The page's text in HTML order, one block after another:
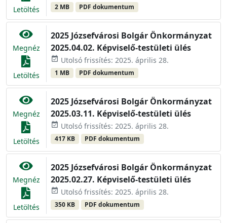
Letöltés 2 MB PDF dokumentum
Megnéz
Letöltés
2025 Józsefvárosi Bolgár Önkormányzat
2025.04.02. Képviselő-testületi ülés
event_available Utolsó frissítés: 2025. április 28.
1 MB PDF dokumentum
Megnéz
Letöltés
2025 Józsefvárosi Bolgár Önkormányzat
2025.03.11. Képviselő-testületi ülés
event_available Utolsó frissítés: 2025. április 28.
417 KB PDF dokumentum
Megnéz
Letöltés
2025 Józsefvárosi Bolgár Önkormányzat
2025.02.27. Képviselő-testületi ülés
event_available Utolsó frissítés: 2025. április 28.
350 KB PDF dokumentum